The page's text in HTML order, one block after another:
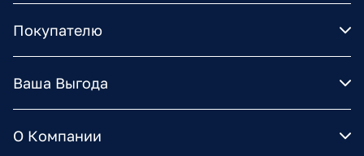
Покупателю
Ваша Выгода
О Компании